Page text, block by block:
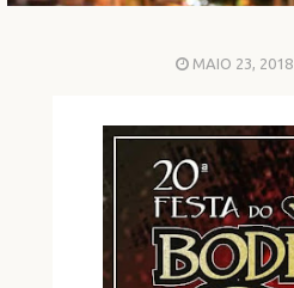
MAIO 23, 2018